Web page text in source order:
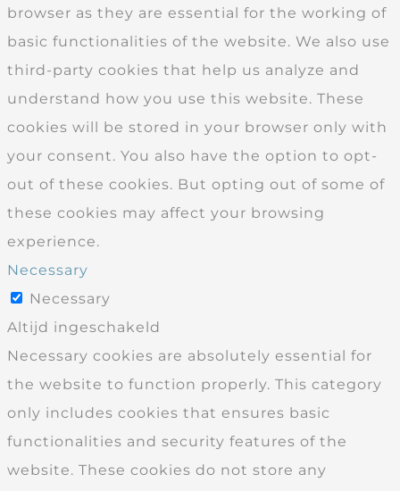
browser as they are essential for the working of
basic functionalities of the website. We also use
third-party cookies that help us analyze and
understand how you use this website. These
cookies will be stored in your browser only with
your consent. You also have the option to opt-
out of these cookies. But opting out of some of
these cookies may affect your browsing
experience.
Necessary
Necessary
Altijd ingeschakeld
Necessary cookies are absolutely essential for
the website to function properly. This category
only includes cookies that ensures basic
functionalities and security features of the
website. These cookies do not store any